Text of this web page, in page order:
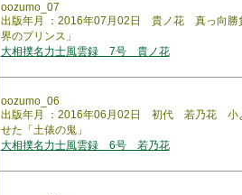
oozumo_07
出版年月 ：2016年07月02日 貴ノ花 真っ向勝
界のプリンス」
大相撲名力士風雲録 7号 貴ノ花
oozumo_06
出版年月 ：2016年06月02日 初代 若乃花 小
せた「土俵の鬼」
大相撲名力士風雲録 6号 若乃花